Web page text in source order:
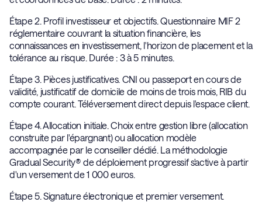
Étape 2. Profil investisseur et objectifs. Questionnaire MIF 2
réglementaire couvrant la situation financière, les
connaissances en investissement, l'horizon de placement et la
tolérance au risque. Durée : 3 à 5 minutes.
Étape 3. Pièces justificatives. CNI ou passeport en cours de
validité, justificatif de domicile de moins de trois mois, RIB du
compte courant. Téléversement direct depuis l'espace client.
Étape 4. Allocation initiale. Choix entre gestion libre (allocation
construite par l'épargnant) ou allocation modèle
accompagnée par le conseiller dédié. La méthodologie
Gradual Security® de déploiement progressif s'active à partir
d'un versement de 1 000 euros.
Étape 5. Signature électronique et premier versement.